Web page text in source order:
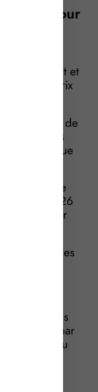
pour
plusieurs
en carburant et
des prix
dépendants de
de leurs
un risque
touchés, le
d’avril 2026
pour
bénéfice des
sur le
effectués
par
livré au
de